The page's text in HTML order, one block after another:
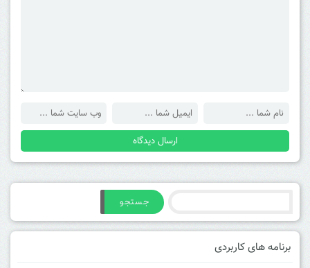
جستجو
برنامه های کاربردی